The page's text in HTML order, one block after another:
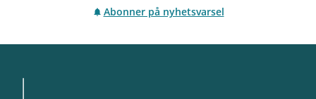
Abonner på nyhetsvarsel